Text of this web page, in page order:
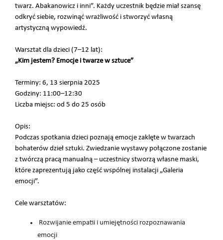
twarz. Abakanowicz i inni”. Każdy uczestnik będzie miał szansę
odkryć siebie, rozwinąć wrażliwość i stworzyć własną
artystyczną wypowiedź.
Warsztat dla dzieci (7–12 lat):
„Kim jestem? Emocje i twarze w sztuce”
Terminy: 6, 13 sierpnia 2025
Godziny: 11:00–12:30
Liczba miejsc: od 5 do 25 osób
Opis:
Podczas spotkania dzieci poznają emocje zaklęte w twarzach
bohaterów dzieł sztuki. Zwiedzanie wystawy połączone zostanie
z twórczą pracą manualną – uczestnicy stworzą własne maski,
które zaprezentują jako część wspólnej instalacji „Galeria
emocji”.
Cele warsztatów:
Rozwijanie empatii i umiejętności rozpoznawania
emocji